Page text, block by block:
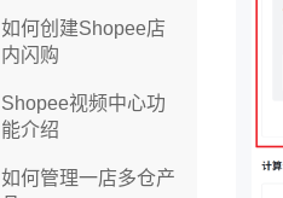
如何创建Shopee店
内闪购
Shopee视频中心功
能介绍
如何管理一店多仓产